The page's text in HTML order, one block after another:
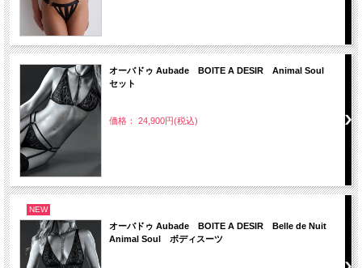
オーバドゥ Aubade BOITE A DESIR Animal Soul
セット
価格： 24,900円(税込)
NEW
オーバドゥ Aubade BOITE A DESIR Belle de Nuit
Animal Soul ボディスーツ